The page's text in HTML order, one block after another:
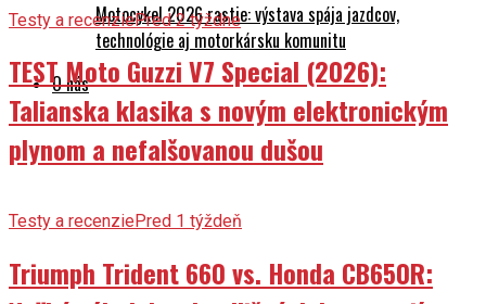
Motocykel 2026 rastie: výstava spája jazdcov,
technológie aj motorkársku komunitu
O nás
Testy a recenziePred 2 týždne
TEST Moto Guzzi V7 Special (2026):
Talianska klasika s novým elektronickým
plynom a nefalšovanou dušou
Testy a recenziePred 1 týždeň
Triumph Trident 660 vs. Honda CB650R: